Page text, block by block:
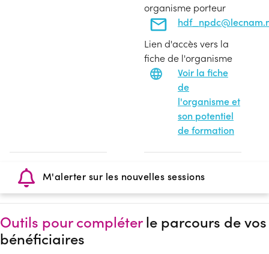
organisme porteur
Lien d'accès vers la
fiche de l'organisme
Voir la fiche
de
l'organisme et
son potentiel
de formation
M'alerter sur les nouvelles sessions
Outils pour compléterle parcours de vos
bénéficiaires